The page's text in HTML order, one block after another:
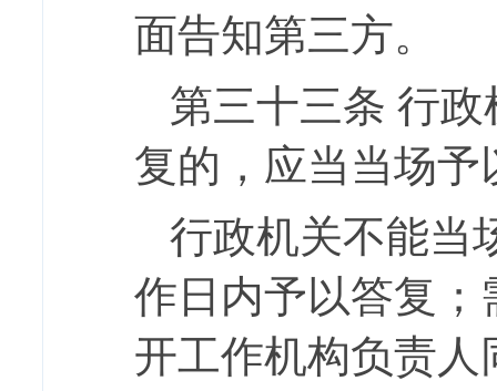
面告知第三方。
第三十三条 行政
复的，应当当场予
行政机关不能当
作日内予以答复
开工作机构负责